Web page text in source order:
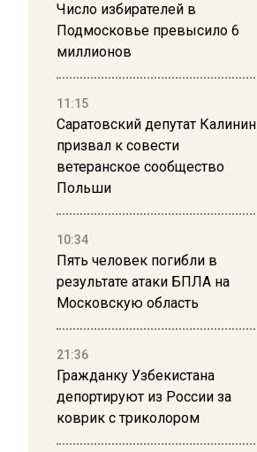
Число избирателей в
Подмосковье превысило 6
миллионов
11:15
Саратовский депутат Калинин
призвал к совести
ветеранское сообщество
Польши
10:34
Пять человек погибли в
результате атаки БПЛА на
Московскую область
21:36
Гражданку Узбекистана
депортируют из России за
коврик с триколором